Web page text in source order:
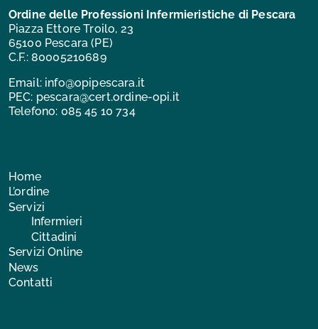
Ordine delle Professioni Infermieristiche di Pescara
Piazza Ettore Troilo, 23
65100 Pescara (PE)
C.F.: 80005210689
Email: info@opipescara.it
PEC: pescara@cert.ordine-opi.it
Telefono: 085 45 10 734
Home
L’ordine
Servizi
Infermieri
Cittadini
Servizi Online
News
Contatti